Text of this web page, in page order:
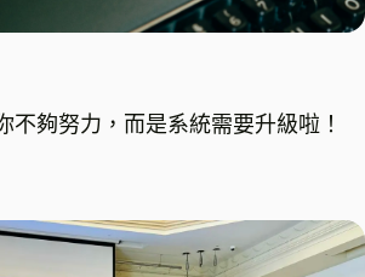
不夠努力，而是系統需要升級啦！